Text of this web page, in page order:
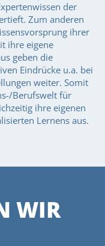
der
Zum anderen
ihrer
ihre eigene
geben die
Eindrücke u.a. bei
weiter. Somit
Berufswelt für
ihre eigenen
Lernens aus.
WIR